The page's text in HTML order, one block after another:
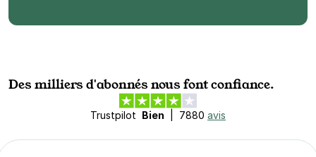
Des milliers d'abonnés nous font confiance.
Trustpilot Bien 7880 avis